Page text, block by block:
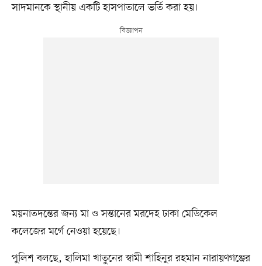
সাদমানকে স্থানীয় একটি হাসপাতালে ভর্তি করা হয়।
ময়নাতদন্তের জন্য মা ও সন্তানের মরদেহ ঢাকা মেডিকেল
কলেজের মর্গে নেওয়া হয়েছে।
পুলিশ বলছে, হালিমা খাতুনের স্বামী শাহিনুর রহমান নারায়ণগঞ্জের